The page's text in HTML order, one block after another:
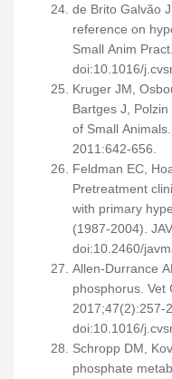
de Brito Galvão
reference on
Small Anim
doi:10.1016/
Kruger JM,
Bartges J,
of Small
2011:642-656.
Feldman EC,
Pretreatment
with primary
(1987-2004).
doi:10.2460/
Allen-Durrance
phosphorus. Vet
2017;47(2):257-
doi:10.1016/
Schropp DM,
phosphate